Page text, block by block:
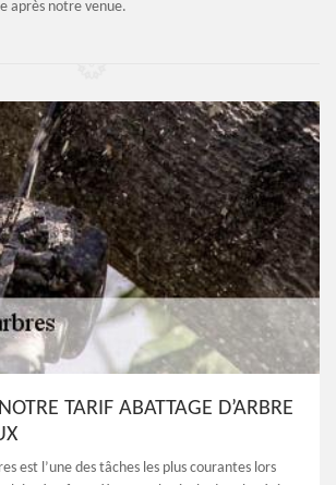
après notre venue.
TARIF ABATTAGE D’ARBRE
est l’une des tâches les plus courantes lors